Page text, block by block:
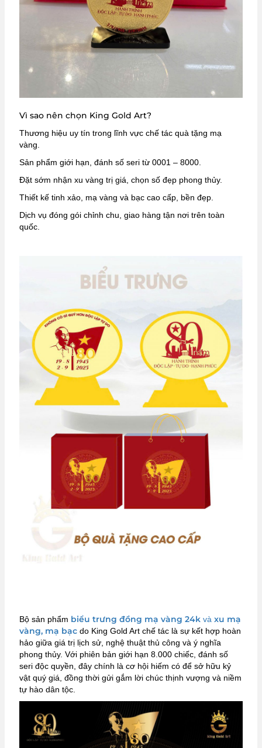
Vì sao nên chọn King Gold Art?
Thương hiệu uy tín trong lĩnh vực chế tác quà tặng mạ
vàng.
Sản phẩm giới hạn, đánh số seri từ 0001 – 8000.
Đặt sớm nhận xu vàng trị giá, chọn số đẹp phong thủy.
Thiết kế tinh xảo, mạ vàng và bạc cao cấp, bền đẹp.
Dịch vụ đóng gói chỉnh chu, giao hàng tận nơi trên toàn
quốc.
Bộ sản phẩm biểu trưng đồng mạ vàng 24k và xu mạ
vàng, mạ bạc do King Gold Art chế tác là sự kết hợp hoàn
hảo giữa giá trị lịch sử, nghệ thuật thủ công và ý nghĩa
phong thủy. Với phiên bản giới hạn 8.000 chiếc, đánh số
seri độc quyền, đây chính là cơ hội hiếm có để sở hữu kỷ
vật quý giá, đồng thời gửi gắm lời chúc thịnh vượng và niềm
tự hào dân tộc.